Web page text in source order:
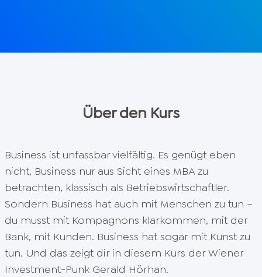
Über den Kurs
Business ist unfassbar vielfältig. Es genügt eben
nicht, Business nur aus Sicht eines MBA zu
betrachten, klassisch als Betriebswirtschaftler.
Sondern Business hat auch mit Menschen zu tun –
du musst mit Kompagnons klarkommen, mit der
Bank, mit Kunden. Business hat sogar mit Kunst zu
tun. Und das zeigt dir in diesem Kurs der Wiener
Investment-Punk Gerald Hörhan.